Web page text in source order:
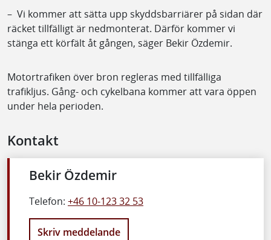
– Vi kommer att sätta upp skyddsbarriärer på sidan där
räcket tillfälligt är nedmonterat. Därför kommer vi
stänga ett körfält åt gången, säger Bekir Özdemir.
Motortrafiken över bron regleras med tillfälliga
trafikljus. Gång- och cykelbana kommer att vara öppen
under hela perioden.
Kontakt
Bekir Özdemir
Telefon: +46 10-123 32 53
Skriv meddelande